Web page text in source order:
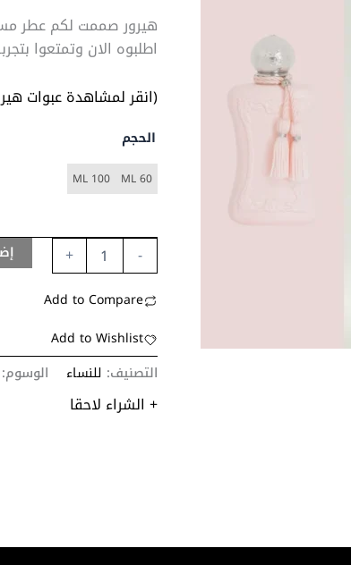
هيرور صممت لكم عطر
اطلبوه الان وتمتعوا
(انقر لمشاهدة عبوات
الحجم
60 ML
100 ML
-
+
Add to Compare
Add to Wishlist
التصنيف: للنساء
+ الشراء لاحقا